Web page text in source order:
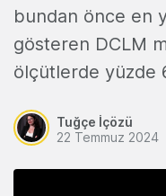
bundan önce en
gösteren DCLM
ölçütlerde yüzde
Tuğçe İçözü
22 Temmuz 2024